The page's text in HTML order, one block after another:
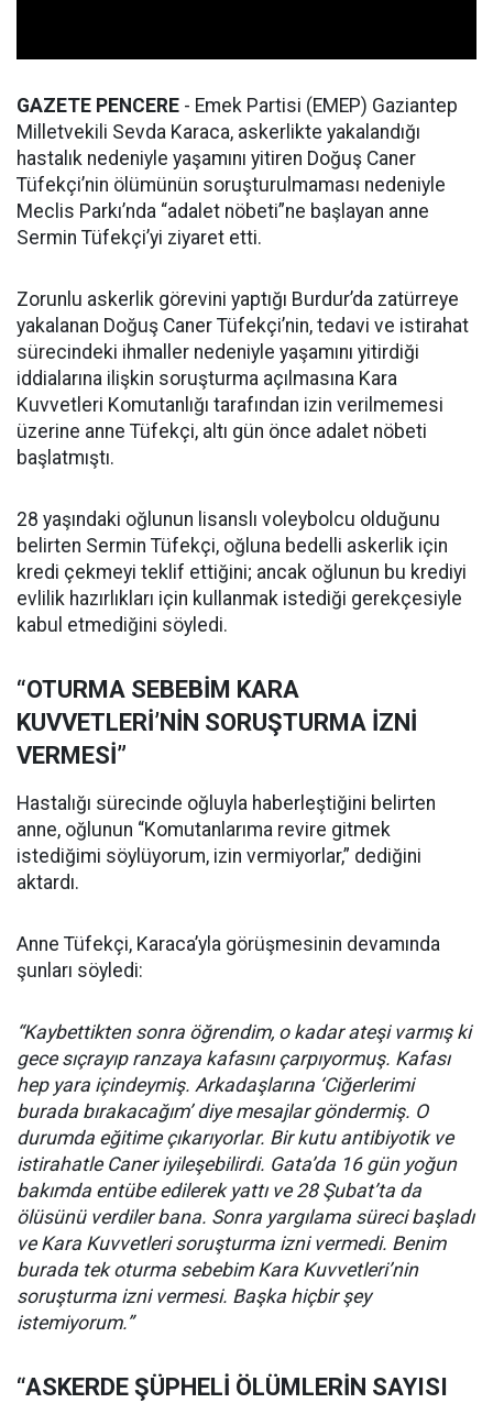
GAZETE PENCERE - Emek Partisi (EMEP) Gaziantep
Milletvekili Sevda Karaca, askerlikte yakalandığı
hastalık nedeniyle yaşamını yitiren Doğuş Caner
Tüfekçi’nin ölümünün soruşturulmaması nedeniyle
Meclis Parkı’nda “adalet nöbeti”ne başlayan anne
Sermin Tüfekçi’yi ziyaret etti.
Zorunlu askerlik görevini yaptığı Burdur’da zatürreye
yakalanan Doğuş Caner Tüfekçi’nin, tedavi ve istirahat
sürecindeki ihmaller nedeniyle yaşamını yitirdiği
iddialarına ilişkin soruşturma açılmasına Kara
Kuvvetleri Komutanlığı tarafından izin verilmemesi
üzerine anne Tüfekçi, altı gün önce adalet nöbeti
başlatmıştı.
28 yaşındaki oğlunun lisanslı voleybolcu olduğunu
belirten Sermin Tüfekçi, oğluna bedelli askerlik için
kredi çekmeyi teklif ettiğini; ancak oğlunun bu krediyi
evlilik hazırlıkları için kullanmak istediği gerekçesiyle
kabul etmediğini söyledi.
“OTURMA SEBEBİM KARA
KUVVETLERİ’NİN SORUŞTURMA İZNİ
VERMESİ”
Hastalığı sürecinde oğluyla haberleştiğini belirten
anne, oğlunun “Komutanlarıma revire gitmek
istediğimi söylüyorum, izin vermiyorlar,” dediğini
aktardı.
Anne Tüfekçi, Karaca’yla görüşmesinin devamında
şunları söyledi:
“Kaybettikten sonra öğrendim, o kadar ateşi varmış ki
gece sıçrayıp ranzaya kafasını çarpıyormuş. Kafası
hep yara içindeymiş. Arkadaşlarına ‘Ciğerlerimi
burada bırakacağım’ diye mesajlar göndermiş. O
durumda eğitime çıkarıyorlar. Bir kutu antibiyotik ve
istirahatle Caner iyileşebilirdi. Gata’da 16 gün yoğun
bakımda entübe edilerek yattı ve 28 Şubat’ta da
ölüsünü verdiler bana. Sonra yargılama süreci başladı
ve Kara Kuvvetleri soruşturma izni vermedi. Benim
burada tek oturma sebebim Kara Kuvvetleri’nin
soruşturma izni vermesi. Başka hiçbir şey
istemiyorum.”
“ASKERDE ŞÜPHELİ ÖLÜMLERİN SAYISI